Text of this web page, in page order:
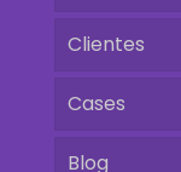
Clientes
Cases
Blog